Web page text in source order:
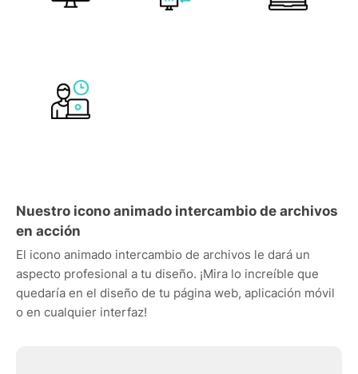
Nuestro icono animado intercambio de archivos
en acción
El icono animado intercambio de archivos le dará un
aspecto profesional a tu diseño. ¡Mira lo increíble que
quedaría en el diseño de tu página web, aplicación móvil
o en cualquier interfaz!